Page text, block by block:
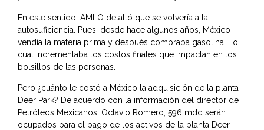
En este sentido, AMLO detalló que se volvería a la
autosuficiencia. Pues, desde hace algunos años, México
vendía la materia prima y después compraba gasolina. Lo
cual incrementaba los costos finales que impactan en los
bolsillos de las personas.
Pero ¿cuánto le costó a México la adquisición de la planta
Deer Park? De acuerdo con la información del director de
Petróleos Mexicanos, Octavio Romero, 596 mdd serán
ocupados para el pago de los activos de la planta Deer